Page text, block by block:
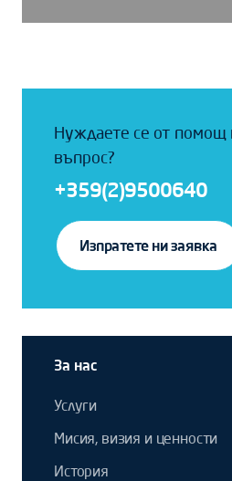
Нуждаете се от помощ
въпрос?
+359(2)9500640
Изпратете ни заявка
За нас
Услуги
Мисия, визия и ценности
История